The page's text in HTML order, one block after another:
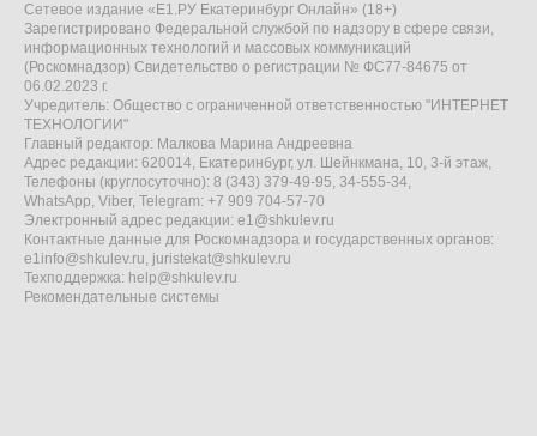
Сетевое издание «Е1.РУ Екатеринбург Онлайн» (18+)
Зарегистрировано Федеральной службой по надзору в сфере связи,
информационных технологий и массовых коммуникаций
(Роскомнадзор) Свидетельство о регистрации № ФС77-84675 от
06.02.2023 г.
Учредитель: Общество с ограниченной ответственностью "ИНТЕРНЕТ
ТЕХНОЛОГИИ"
Главный редактор: Малкова Марина Андреевна
Адрес редакции: 620014, Екатеринбург, ул. Шейнкмана, 10, 3-й этаж,
Телефоны (круглосуточно): 8 (343) 379-49-95, 34-555-34,
WhatsApp, Viber, Telegram: +7 909 704-57-70
Электронный адрес редакции: e1@shkulev.ru
Контактные данные для Роскомнадзора и государственных органов:
e1info@shkulev.ru, juristekat@shkulev.ru
Техподдержка: help@shkulev.ru
Рекомендательные системы